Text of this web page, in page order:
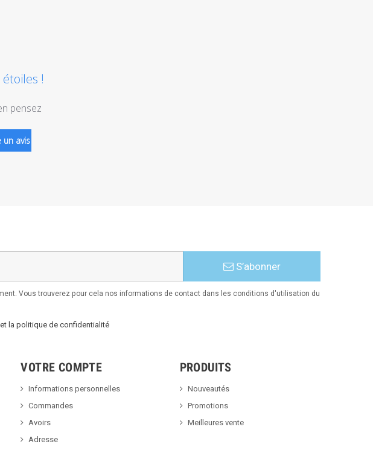
!
pensez
un avis
S’abonner
Vous trouverez pour cela nos informations de contact dans les conditions d'utilisation du
la politique de confidentialité
VOTRE COMPTE
Informations personnelles
Commandes
Avoirs
Adresse
PRODUITS
Nouveautés
Promotions
Meilleures vente